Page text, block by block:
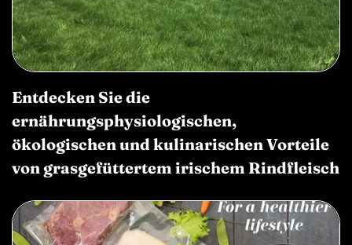
Entdecken Sie die
ernährungsphysiologischen,
ökologischen und kulinarischen Vorteile
von grasgefüttertem irischem Rindfleisch